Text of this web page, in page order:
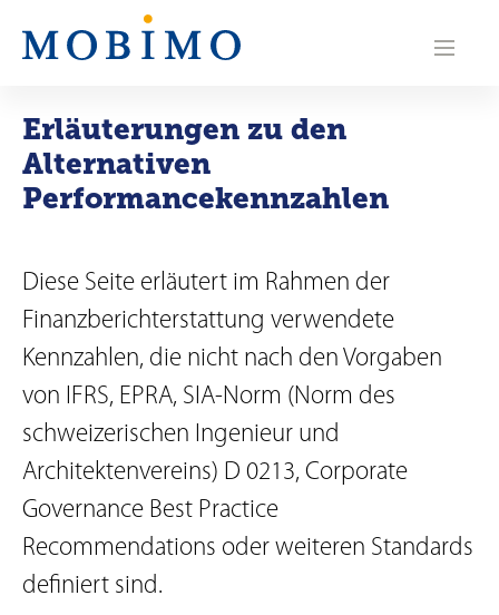
N
a
v
i
g
t
i
o
n
Erläuterungen zu den
Alternativen
Performancekennzahlen
Diese Seite erläutert im Rahmen der
Finanzberichterstattung verwendete
Kennzahlen, die nicht nach den Vorgaben
von IFRS, EPRA, SIA-Norm (Norm des
schweizerischen Ingenieur und
Architektenvereins) D 0213, Corporate
Governance Best Practice
Recommendations oder weiteren Standards
definiert sind.